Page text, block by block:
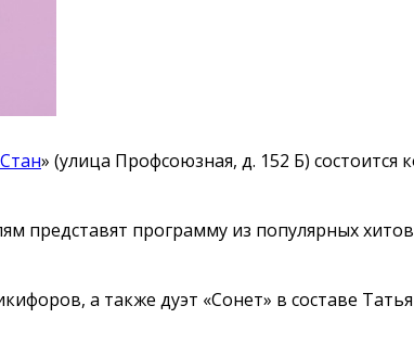
» (улица Профсоюзная, д. 152 Б) состоится
представят программу из популярных
а также дуэт «Сонет» в составе